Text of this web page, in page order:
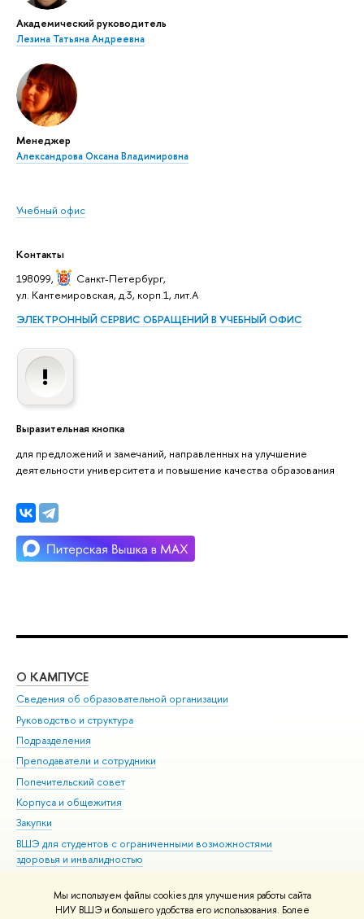
Мы используем файлы cookies для улучшения работы сайта
НИУ ВШЭ и большего удобства его использования. Более
Академический руководитель
Лезина Татьяна Андреевна
Менеджер
Александрова Оксана Владимировна
Учебный офис
Контакты
198099,
Санкт-Петербург,
ул. Кантемировская, д.3, корп.1, лит.А
ЭЛЕКТРОННЫЙ СЕРВИС ОБРАЩЕНИЙ В УЧЕБНЫЙ ОФИС
Выразительная кнопка
для предложений и замечаний, направленных на улучшение
деятельности университета и повышение качества образования
О КАМПУСЕ
Сведения об образовательной организации
Руководство и структура
Подразделения
Преподаватели и сотрудники
Попечительский совет
Корпуса и общежития
Закупки
ВШЭ для студентов с ограниченными возможностями
здоровья и инвалидностью
Единая платежная страница